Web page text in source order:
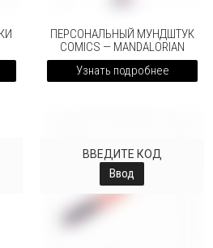
ПЕРСОНАЛЬНЫЙ МУНДШТУК
COMICS — MANDALORIAN
Узнать подробнее
ВВЕДИТЕ КОД
Ввод